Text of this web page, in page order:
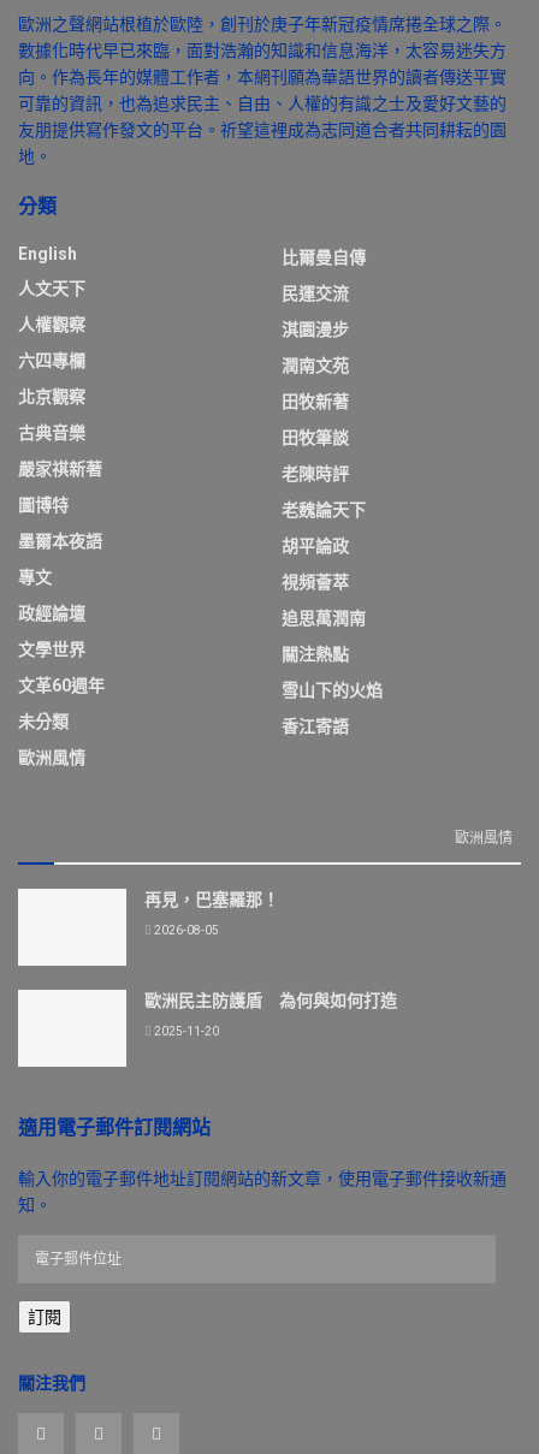
歐洲之聲網站根植於歐陸，創刊於庚子年新冠疫情席捲全球之際。
數據化時代早已來臨，面對浩瀚的知識和信息海洋，太容易迷失方
向。作為長年的媒體工作者，本網刊願為華語世界的讀者傳送平實
可靠的資訊，也為追求民主、自由、人權的有識之士及愛好文藝的
友朋提供寫作發文的平台。祈望這裡成為志同道合者共同耕耘的園
地。
分類
English
人文天下
人權觀察
六四專欄
北京觀察
古典音樂
嚴家祺新著
圖博特
墨爾本夜語
專文
政經論壇
文學世界
文革60週年
未分類
歐洲風情
比爾曼自傳
民運交流
淇園漫步
潤南文苑
田牧新著
田牧筆談
老陳時評
老魏論天下
胡平論政
視頻薈萃
追思萬潤南
關注熱點
雪山下的火焰
香江寄語
歐洲風情
再見，巴塞羅那！
2026-08-05
歐洲民主防護盾 為何與如何打造
2025-11-20
適用電子郵件訂閱網站
輸入你的電子郵件地址訂閱網站的新文章，使用電子郵件接收新通
知。
郵
件
址
訂閱
關注我們